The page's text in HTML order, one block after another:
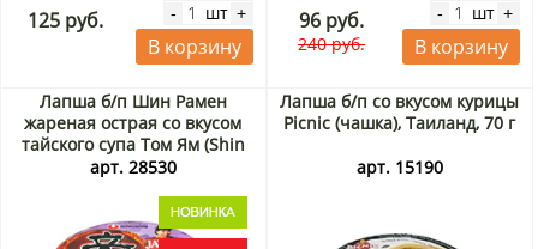
125 руб. - шт +
В корзину
96 руб.
240 руб.
- шт +
В корзину
Лапша б/п Шин Рамен
жареная острая со вкусом
тайского супа Том Ям (Shin
Ramyun Stir Fry Tom Yum
103 г Акция
арт. 28530
Лапша б/п со вкусом курицы
Picnic (чашка), Таиланд, 70 г
арт. 15190